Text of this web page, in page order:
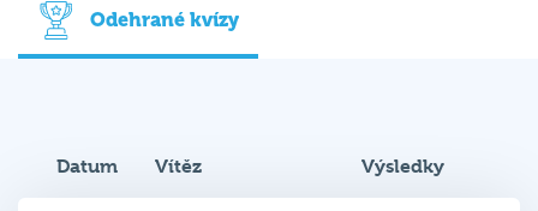
Odehrané kvízy
Datum Vítěz Výsledky